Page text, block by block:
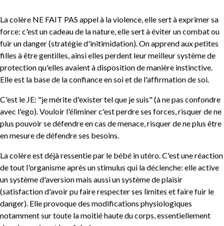
La colère NE FAIT PAS appel à la violence, elle sert à exprimer sa
force: c'est un cadeau de la nature, elle sert à éviter un combat ou
fuir un danger (stratégie d'initimidation). On apprend aux petites
filles à être gentilles, ainsi elles perdent leur meilleur système de
protection qu'elles avaient à disposition de manière instinctive.
Elle est la base de la confiance en soi et de l'affirmation de soi.
C'est le JE: "je mérite d'exister tel que je suis" (à ne pas confondre
avec l'ego). Vouloir l'éliminer c'est perdre ses forces, risquer de ne
plus pouvoir se défendre en cas de menace, risquer de ne plus être
en mesure de défendre ses besoins.
La colère est déjà ressentie par le bébé in utéro. C'est une réaction
de tout l'organisme après un stimulus qui la déclenche: elle active
un système d'aversion mais aussi un système de plaisir
(satisfaction d'avoir pu faire respecter ses limites et faire fuir le
danger). Elle provoque des modifications physiologiques
notamment sur toute la moitié haute du corps, essentiellement